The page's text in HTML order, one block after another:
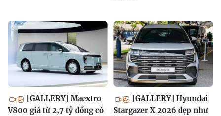
[GALLERY] Maextro
V800 giá từ 2,7 tỷ đồng có
[GALLERY] Hyundai
Stargazer X 2026 đẹp như